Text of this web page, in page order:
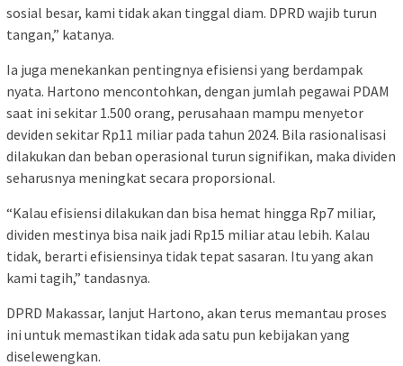
sosial besar, kami tidak akan tinggal diam. DPRD wajib turun
tangan,” katanya.
Ia juga menekankan pentingnya efisiensi yang berdampak
nyata. Hartono mencontohkan, dengan jumlah pegawai PDAM
saat ini sekitar 1.500 orang, perusahaan mampu menyetor
deviden sekitar Rp11 miliar pada tahun 2024. Bila rasionalisasi
dilakukan dan beban operasional turun signifikan, maka dividen
seharusnya meningkat secara proporsional.
“Kalau efisiensi dilakukan dan bisa hemat hingga Rp7 miliar,
dividen mestinya bisa naik jadi Rp15 miliar atau lebih. Kalau
tidak, berarti efisiensinya tidak tepat sasaran. Itu yang akan
kami tagih,” tandasnya.
DPRD Makassar, lanjut Hartono, akan terus memantau proses
ini untuk memastikan tidak ada satu pun kebijakan yang
diselewengkan.